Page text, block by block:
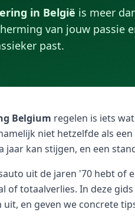
in België is meer
van jouw passie
past.
Belgium regelen is iets
niet hetzelfde als
jaar kan stijgen, en een
uit de jaren '70 hebt of
of totaalverlies. In deze
uit, en geven we concrete